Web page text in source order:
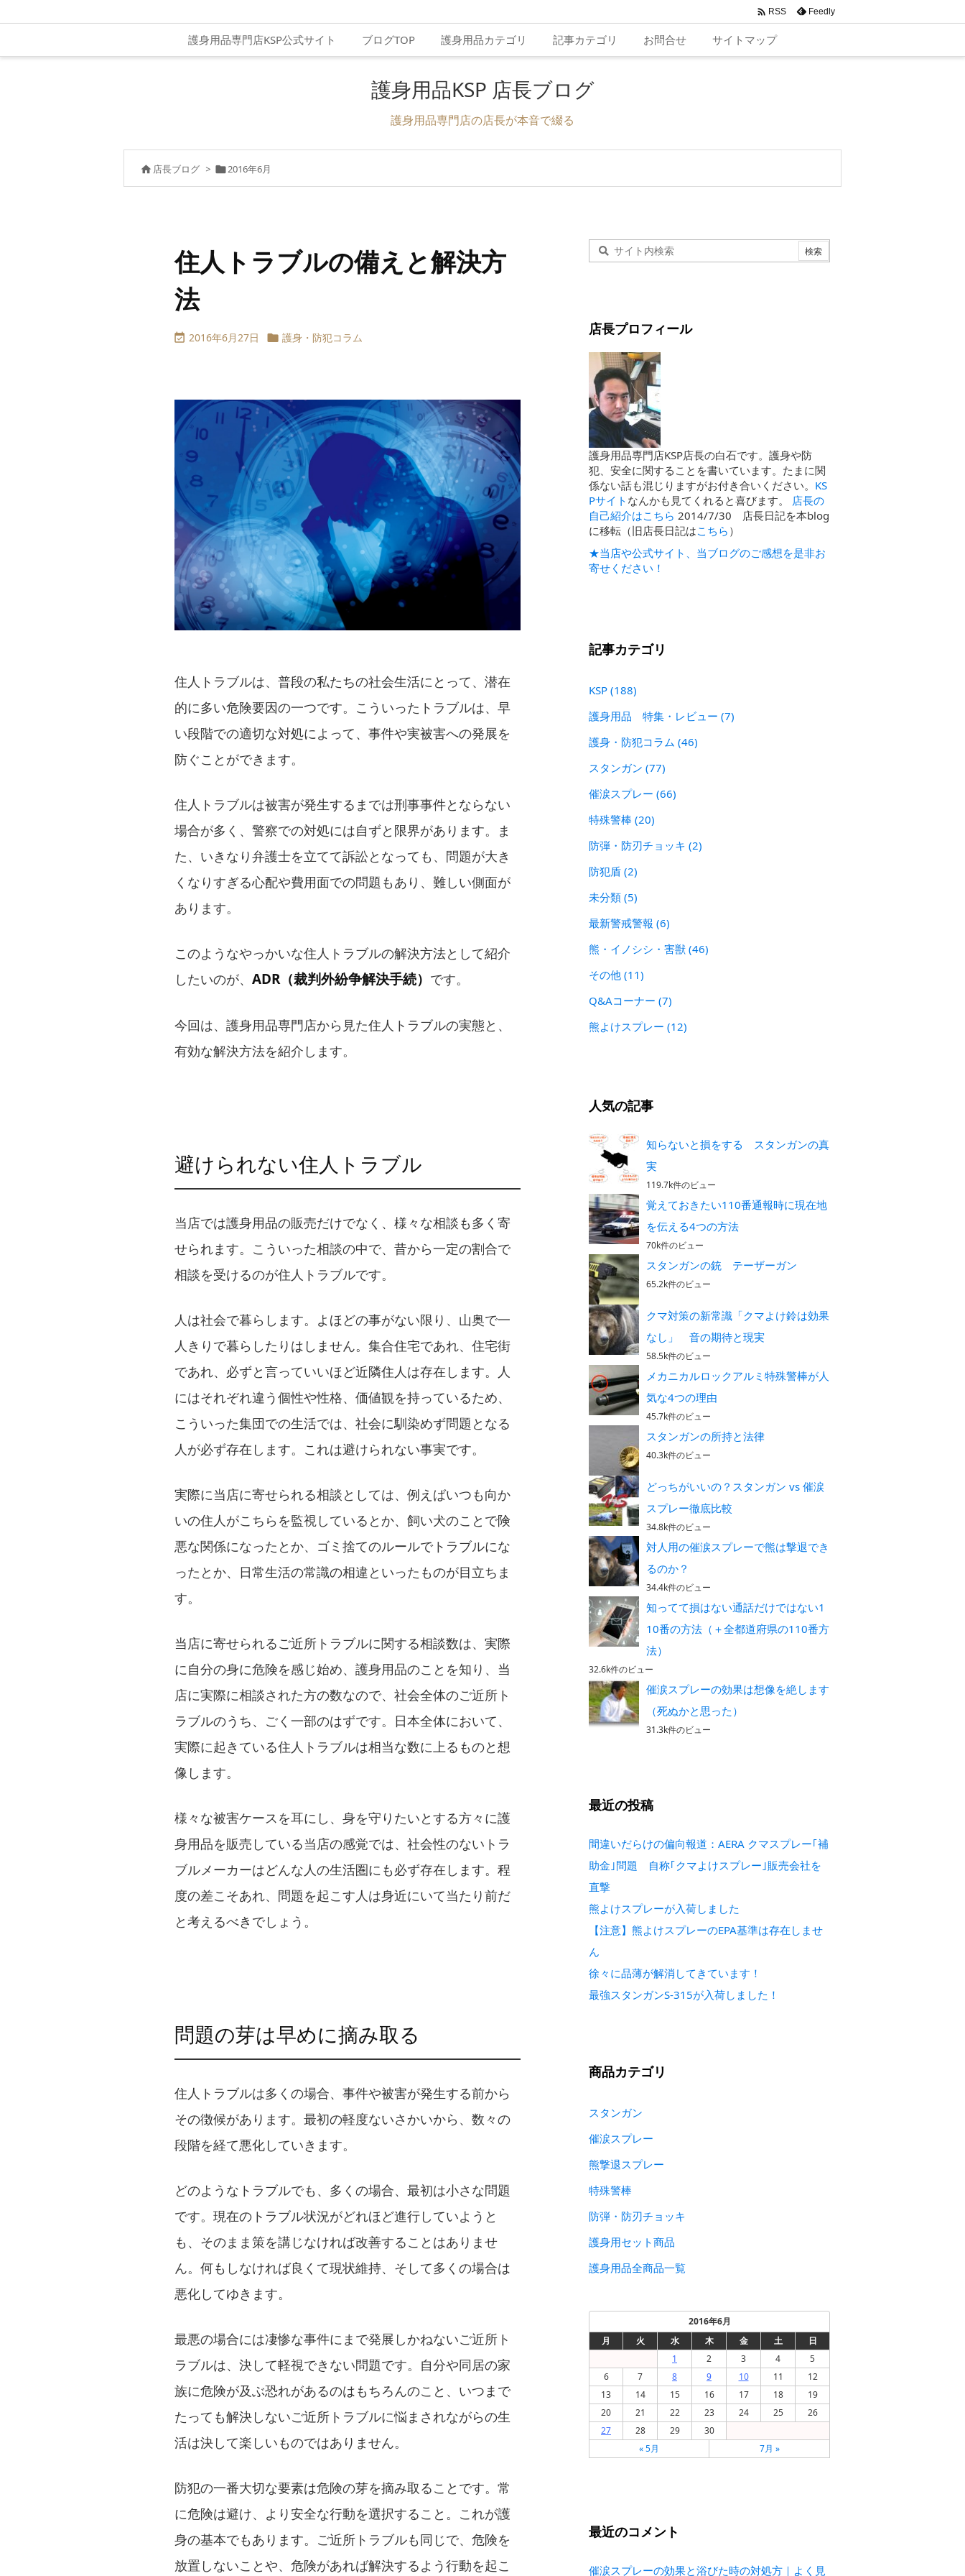
護身用品専門店KSP公式サイト ブログTOP 護身用品カテゴリ 記事カテゴリ お問合せ サイトマップ
 RSS Feedly
護身用品KSP 店長ブログ
護身用品専門店の店長が本音で綴る
 店長ブログ > 2016年6月
住人トラブルの備えと解決方
法
 2016年6月27日  護身・防犯コラム
住人トラブルは、普段の私たちの社会生活にとって、潜在
的に多い危険要因の一つです。こういったトラブルは、早
い段階での適切な対処によって、事件や実被害への発展を
防ぐことができます。
住人トラブルは被害が発生するまでは刑事事件とならない
場合が多く、警察での対処には自ずと限界があります。ま
た、いきなり弁護士を立てて訴訟となっても、問題が大き
くなりすぎる心配や費用面での問題もあり、難しい側面が
あります。
このようなやっかいな住人トラブルの解決方法として紹介
したいのが、 ADR（裁判外紛争解決手続） です。
今回は、護身用品専門店から見た住人トラブルの実態と、
有効な解決方法を紹介します。
避けられない住人トラブル
当店では護身用品の販売だけでなく、様々な相談も多く寄
せられます。こういった相談の中で、昔から一定の割合で
相談を受けるのが住人トラブルです。
人は社会で暮らします。よほどの事がない限り、山奥で一
人きりで暮らしたりはしません。集合住宅であれ、住宅街
であれ、必ずと言っていいほど近隣住人は存在します。人
にはそれぞれ違う個性や性格、価値観を持っているため、
こういった集団での生活では、社会に馴染めず問題となる
人が必ず存在します。これは避けられない事実です。
実際に当店に寄せられる相談としては、例えばいつも向か
いの住人がこちらを監視しているとか、飼い犬のことで険
悪な関係になったとか、ゴミ捨てのルールでトラブルにな
ったとか、日常生活の常識の相違といったものが目立ちま
す。
当店に寄せられるご近所トラブルに関する相談数は、実際
に自分の身に危険を感じ始め、護身用品のことを知り、当
店に実際に相談された方の数なので、社会全体のご近所ト
ラブルのうち、ごく一部のはずです。日本全体において、
実際に起きている住人トラブルは相当な数に上るものと想
像します。
様々な被害ケースを耳にし、身を守りたいとする方々に護
身用品を販売している当店の感覚では、社会性のないトラ
ブルメーカーはどんな人の生活圏にも必ず存在します。程
度の差こそあれ、問題を起こす人は身近にいて当たり前だ
と考えるべきでしょう。
問題の芽は早めに摘み取る
住人トラブルは多くの場合、事件や被害が発生する前から
その徴候があります。最初の軽度ないさかいから、数々の
段階を経て悪化していきます。
どのようなトラブルでも、多くの場合、最初は小さな問題
です。現在のトラブル状況がどれほど進行していようと
も、そのまま策を講じなければ改善することはありませ
ん。何もしなければ良くて現状維持、そして多くの場合は
悪化してゆきます。
最悪の場合には凄惨な事件にまで発展しかねないご近所ト
ラブルは、決して軽視できない問題です。自分や同居の家
族に危険が及ぶ恐れがあるのはもちろんのこと、いつまで
たっても解決しないご近所トラブルに悩まされながらの生
活は決して楽しいものではありません。
防犯の一番大切な要素は危険の芽を摘み取ることです。常
に危険は避け、より安全な行動を選択すること。これが護
身の基本でもあります。ご近所トラブルも同じで、危険を
放置しないことや、危険があれば解決するよう行動を起こ
店長プロフィール
護身用品専門店KSP店長の白石です。護身や防
犯、安全に関することを書いています。たまに関
係ない話も混じりますがお付き合いください。 KS
Pサイト なんかも見てくれると喜びます。 店長の
自己紹介はこちら 2014/7/30 店長日記を本blog
に移転（旧店長日記はこちら ）
★当店や公式サイト、当ブログのご感想を是非お
寄せください！
記事カテゴリ
KSP (188)
護身用品 特集・レビュー (7)
護身・防犯コラム (46)
スタンガン (77)
催涙スプレー (66)
特殊警棒 (20)
防弾・防刃チョッキ (2)
防犯盾 (2)
未分類 (5)
最新警戒警報 (6)
熊・イノシシ・害獣 (46)
その他 (11)
Q&Aコーナー (7)
熊よけスプレー (12)
人気の記事
知らないと損をする スタンガンの真
実
119.7k件のビュー
覚えておきたい110番通報時に現在地
を伝える4つの方法
70k件のビュー
スタンガンの銃 テーザーガン
65.2k件のビュー
クマ対策の新常識「クマよけ鈴は効果
なし」 音の期待と現実
58.5k件のビュー
メカニカルロックアルミ特殊警棒が人
気な4つの理由
45.7k件のビュー
スタンガンの所持と法律
40.3k件のビュー
どっちがいいの？スタンガン vs 催涙
スプレー徹底比較
34.8k件のビュー
対人用の催涙スプレーで熊は撃退でき
るのか？
34.4k件のビュー
知ってて損はない通話だけではない1
10番の方法（＋全都道府県の110番方
法）
32.6k件のビュー
催涙スプレーの効果は想像を絶します
（死ぬかと思った）
31.3k件のビュー
最近の投稿
間違いだらけの偏向報道：AERA クマスプレー｢補
助金｣問題 自称｢クマよけスプレー｣販売会社を
直撃
熊よけスプレーが入荷しました
【注意】熊よけスプレーのEPA基準は存在しませ
ん
徐々に品薄が解消してきています！
最強スタンガンS-315が入荷しました！
商品カテゴリ
スタンガン
催涙スプレー
熊撃退スプレー
特殊警棒
防弾・防刃チョッキ
護身用セット商品
護身用品全商品一覧
2016年6月
月
火 水 木 金 土
日
1
2 3 4
5
6
7 8 9 10 11
12
13
14 15 16 17 18
19
20
21 22 23 24 25
26
27
28 29
30
« 5月
7月 »
最近のコメント
催涙スプレーの効果と浴びた時の対処方｜よく見